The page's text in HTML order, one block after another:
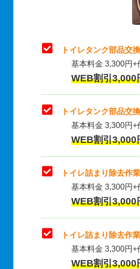
トイレタンク部品交
基本料金 3,300円
WEB割引
トイレタンク部品交
基本料金 3,300円+
WEB割引
トイレ詰まり除去作
基本料金 3,300円+
WEB割引
トイレ詰まり除去作
基本料金 3,300円+
WEB割引